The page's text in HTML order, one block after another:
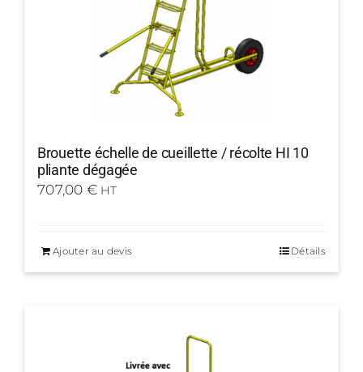
Brouette échelle de cueillette / récolte HI 10
pliante dégagée
707,00 € HT
Ajouter au devis Détails